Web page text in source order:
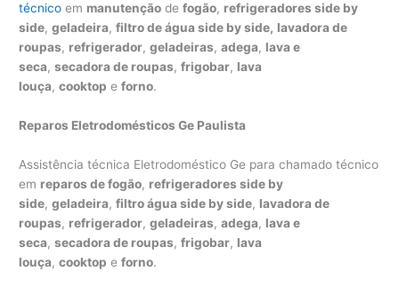
técnico em manutenção defogão, refrigeradores side by
side,geladeira,filtro de água side by side, lavadora de
roupas, refrigerador,geladeiras,adega, lava e
seca,secadora de roupas,frigobar, lava
louça,cooktop eforno.
Reparos Eletrodomésticos Ge Paulista
Assistência técnica Eletrodoméstico Ge para chamado técnico
em reparos de fogão, refrigeradores side by
side,geladeira,filtro água side by side, lavadora de
roupas, refrigerador,geladeiras,adega, lava e
seca,secadora de roupas,frigobar, lava
louça,cooktop eforno.